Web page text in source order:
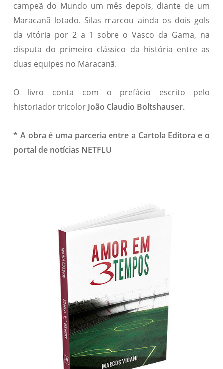
campeã do Mundo um mês depois, diante de um
Maracanã lotado. Silas marcou ainda os dois gols
da vitória por 2 a 1 sobre o Vasco da Gama, na
disputa do primeiro clássico da história entre as
duas equipes no Maracanã.
O livro conta com o prefácio escrito pelo
historiador tricolor João Claudio Boltshauser.
* A obra é uma parceria entre a Cartola Editora e o
portal de notícias NETFLU